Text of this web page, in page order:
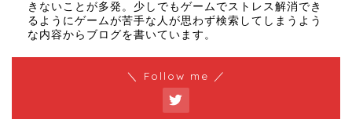
きないことが多発。少しでもゲームでストレス解消でき
るようにゲームが苦手な人が思わず検索してしまうよう
な内容からブログを書いています。
＼ Follow me ／